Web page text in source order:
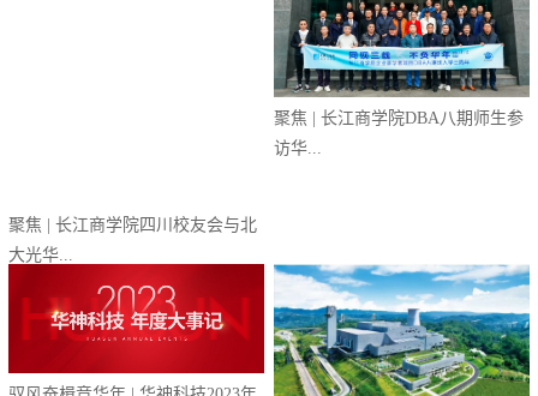
聚焦 | 长江商学院DBA八期师生参
访华...
驭风奋楫竞华年 | 华神科技2023年
度...
重磅 | 极致匠心打造绿色低碳项
目，华神...